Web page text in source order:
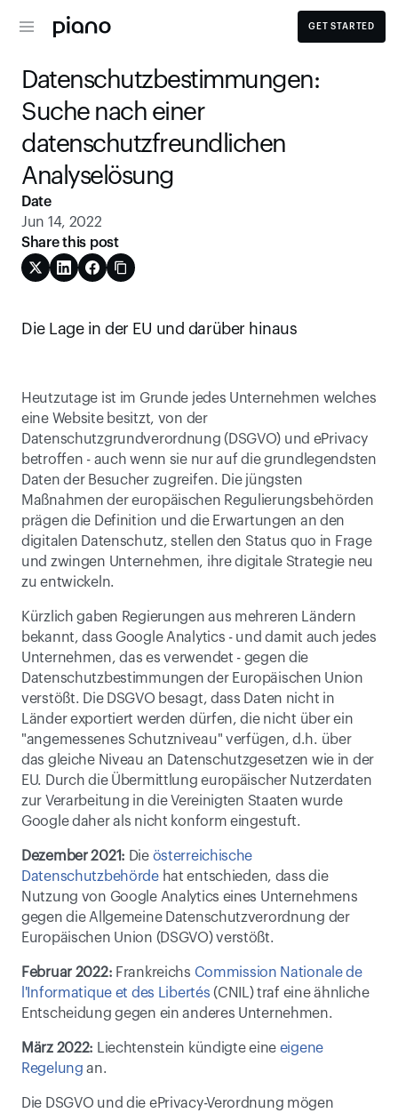
GET STARTED
Datenschutzbestimmungen:
Suche nach einer
datenschutzfreundlichen
Analyselösung
Die Lage in der EU und darüber hinaus
Heutzutage ist im Grunde jedes Unternehmen welches
eine Website besitzt, von der
Datenschutzgrundverordnung (DSGVO) und ePrivacy
betroffen - auch wenn sie nur auf die grundlegendsten
Daten der Besucher zugreifen. Die jüngsten
Maßnahmen der europäischen Regulierungsbehörden
prägen die Definition und die Erwartungen an den
digitalen Datenschutz, stellen den Status quo in Frage
und zwingen Unternehmen, ihre digitale Strategie neu
zu entwickeln.
Kürzlich gaben Regierungen aus mehreren Ländern
bekannt, dass Google Analytics - und damit auch jedes
Unternehmen, das es verwendet - gegen die
Datenschutzbestimmungen der Europäischen Union
verstößt. Die DSGVO besagt, dass Daten nicht in
Länder exportiert werden dürfen, die nicht über ein
"angemessenes Schutzniveau" verfügen, d.h. über
das gleiche Niveau an Datenschutzgesetzen wie in der
EU. Durch die Übermittlung europäischer Nutzerdaten
zur Verarbeitung in die Vereinigten Staaten wurde
Google daher als nicht konform eingestuft.
Dezember 2021: Die österreichische
Datenschutzbehörde hat entschieden, dass die
Nutzung von Google Analytics eines Unternehmens
gegen die Allgemeine Datenschutzverordnung der
Europäischen Union (DSGVO) verstößt.
Februar 2022: Frankreichs Commission Nationale de
l'Informatique et des Libertés (CNIL) traf eine ähnliche
Entscheidung gegen ein anderes Unternehmen.
März 2022: Liechtenstein kündigte eine eigene
Regelung an.
Die DSGVO und die ePrivacy-Verordnung mögen
Date
Jun 14, 2022
Share this post